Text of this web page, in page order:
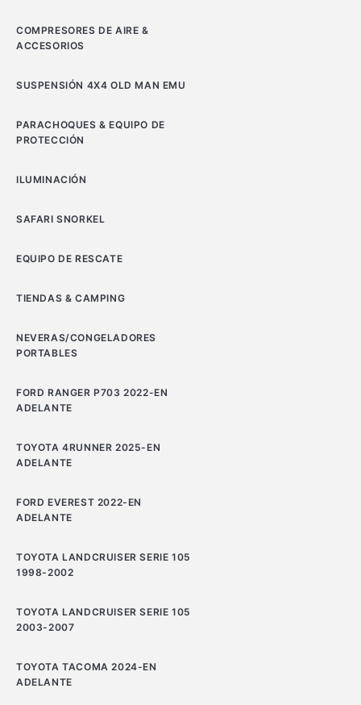
COMPRESORES DE AIRE &
ACCESORIOS
SUSPENSIÓN 4X4 OLD MAN EMU
PARACHOQUES & EQUIPO DE
PROTECCIÓN
ILUMINACIÓN
SAFARI SNORKEL
EQUIPO DE RESCATE
TIENDAS & CAMPING
NEVERAS/CONGELADORES
PORTABLES
FORD RANGER P703 2022-EN
ADELANTE
TOYOTA 4RUNNER 2025-EN
ADELANTE
FORD EVEREST 2022-EN
ADELANTE
TOYOTA LANDCRUISER SERIE 105
1998-2002
TOYOTA LANDCRUISER SERIE 105
2003-2007
TOYOTA TACOMA 2024-EN
ADELANTE